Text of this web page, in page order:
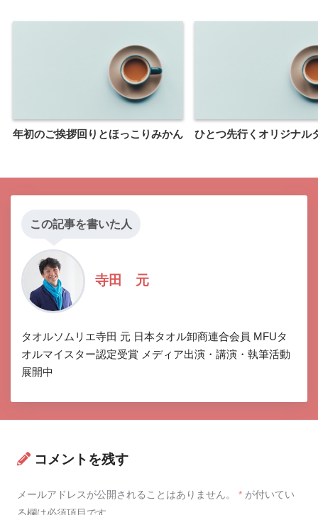
年初のご挨拶回りとほっこりみかん ひとつ先行くオリジナル
この記事を書いた人
寺田 元
タオルソムリエ寺田 元 日本タオル卸商連合会員 MFUタ
オルマイスター認定受賞 メディア出演・講演・執筆活動
展開中
コメントを残す
メールアドレスが公開されることはありません。 * が付いてい